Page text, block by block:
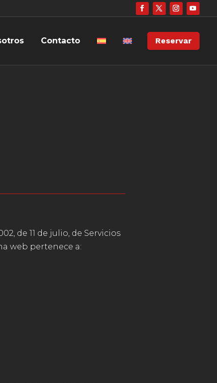
Contacto Reservar
de 11 de julio, de Servicios
web pertenece a: